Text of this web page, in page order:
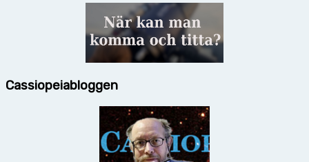
Cassiopeiabloggen